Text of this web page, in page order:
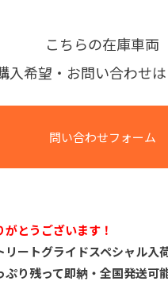
こちらの在庫車両
入希望・お問い合わせ
問い合わせフォーム
とうございます！
ートグライドスペシャル入
り残って即納・全国発送可